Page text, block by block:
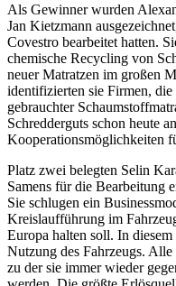
Als Gewinner wurden
Jan Kietzmann
Covestro bearbeitet hatten.
chemische Recycling von
neuer Matratzen im großen
identifizierten sie Firmen, die
gebrauchter
Schredderguts schon heute
Kooperationsmöglichkeiten
Platz zwei belegten Selin
Samens für die Bearbeitung
Sie schlugen ein
Kreislaufführung im
Europa halten soll. In
Nutzung des Fahrzeugs.
zu der sie immer wieder